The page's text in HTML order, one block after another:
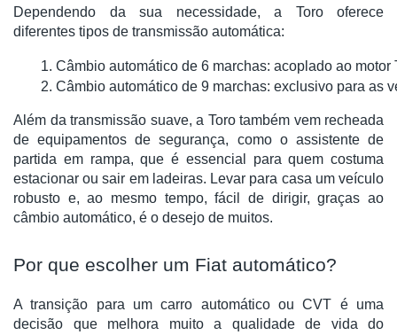
Dependendo da sua necessidade, a Toro oferece
diferentes tipos de transmissão automática:
Câmbio automático de 6 marchas: acoplado ao
Câmbio automático de 9 marchas: exclusivo para as
Além da transmissão suave, a Toro também vem recheada
de equipamentos de segurança, como o assistente de
partida em rampa, que é essencial para quem costuma
estacionar ou sair em ladeiras. Levar para casa um veículo
robusto e, ao mesmo tempo, fácil de dirigir, graças ao
câmbio automático, é o desejo de muitos.
Por que escolher um Fiat automático?
A transição para um carro automático ou CVT é uma
decisão que melhora muito a qualidade de vida do